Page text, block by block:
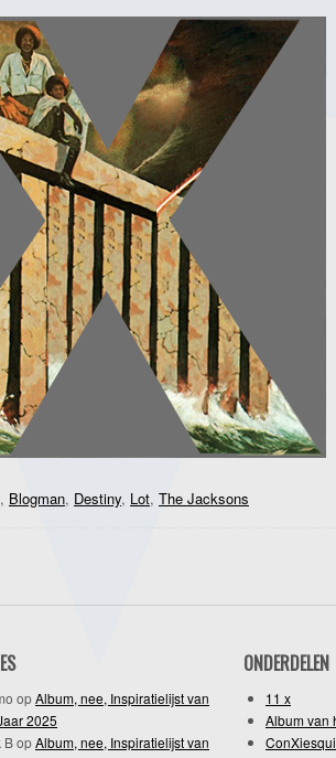
, Blogman, Destiny, Lot, The Jacksons
opAlbum, nee, Inspiratielijst van
2025
BopAlbum, nee, Inspiratielijst van
ONDERDELEN
11 x
Album van